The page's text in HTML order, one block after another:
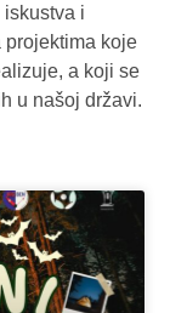
i
koje
a koji se
u našoj državi.